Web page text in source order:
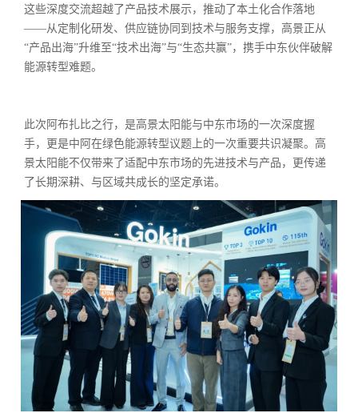
这些深度交流超越了产品技术展示，推动了本土化合作落地
——从定制化研发、供应链协同到技术与服务支撑，高景正从
“产品出海”升维至“技术出海”与“生态共赢”，携手中东伙伴破解
能源转型难题。
此次阿布扎比之行，是高景太阳能与中东市场的一次深度握
手，更是中阿在绿色能源转型议题上的一次重要共识凝聚。高
景太阳能不仅带来了适配中东市场的先进技术与产品，更传递
了长期深耕、与区域共成长的坚定承诺。